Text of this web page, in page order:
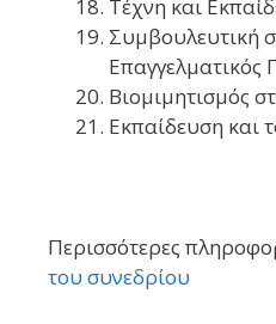
Τέχνη και
Συμβουλευτική
Επαγγελματικός
Βιομιμητισμός
Εκπαίδευση και
Περισσότερες
του συνεδρίου